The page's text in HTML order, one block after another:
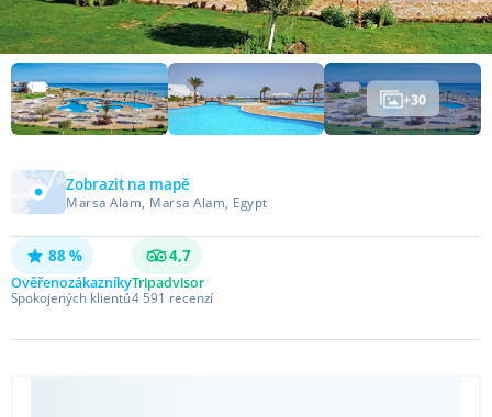
+30
Zobrazit na mapě
Marsa Alam, Marsa Alam, Egypt
88 %
Ověřenozákazníky
Spokojených klientů
4,7
Tripadvisor
4 591 recenzí